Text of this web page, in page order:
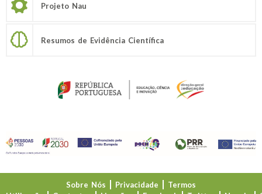
Projeto Nau
Resumos de Evidência Científica
Sobre Nós Privacidade
Termos